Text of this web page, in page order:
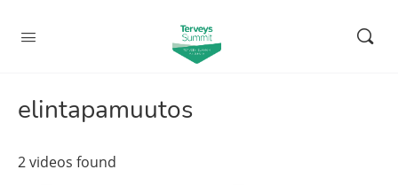
elintapamuutos
2 videos found